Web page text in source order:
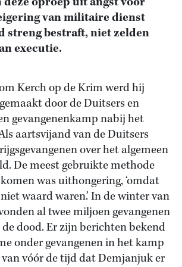
van militaire dienst
streng bestraft, niet zelden
executie.
Kerch op de Krim werd hij
door de Duitsers en
gevangenenkamp nabij het
aartsvijand van de Duitsers
over het algemeen
De meest gebruikte methode
was uithongering, ‘omdat
waard waren.’ In de winter van
al twee miljoen gevangenen
dood. Er zijn berichten bekend
onder gevangenen in het kamp
vóór de tijd dat Demjanjuk er